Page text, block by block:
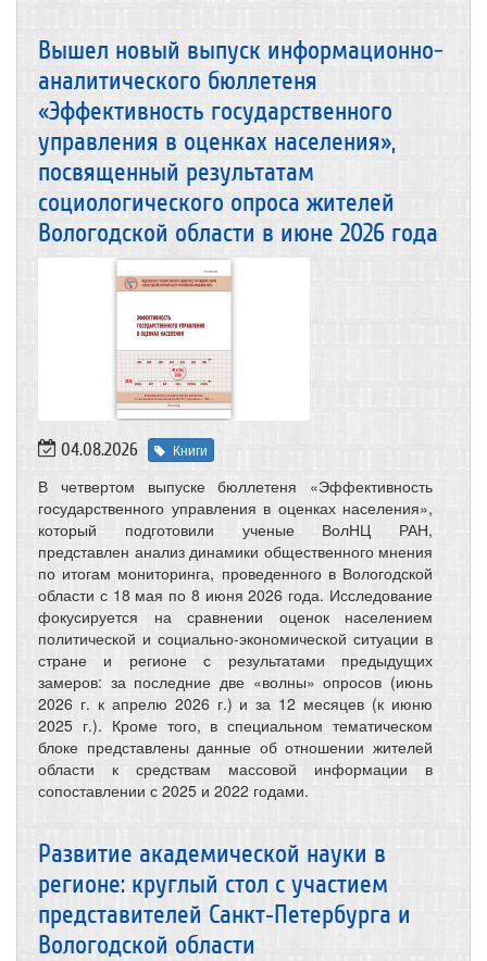
Вышел новый выпуск информационно-
аналитического бюллетеня
«Эффективность государственного
управления в оценках населения»,
посвященный результатам
социологического опроса жителей
Вологодской области в июне 2026 года
04.08.2026 Книги
В четвертом выпуске бюллетеня «Эффективность
государственного управления в оценках населения»,
который подготовили ученые ВолНЦ РАН,
представлен анализ динамики общественного мнения
по итогам мониторинга, проведенного в Вологодской
области с 18 мая по 8 июня 2026 года. Исследование
фокусируется на сравнении оценок населением
политической и социально-экономической ситуации в
стране и регионе с результатами предыдущих
замеров: за последние две «волны» опросов (июнь
2026 г. к апрелю 2026 г.) и за 12 месяцев (к июню
2025 г.). Кроме того, в специальном тематическом
блоке представлены данные об отношении жителей
области к средствам массовой информации в
сопоставлении с 2025 и 2022 годами.
Развитие академической науки в
регионе: круглый стол с участием
представителей Санкт‑Петербурга и
Вологодской области